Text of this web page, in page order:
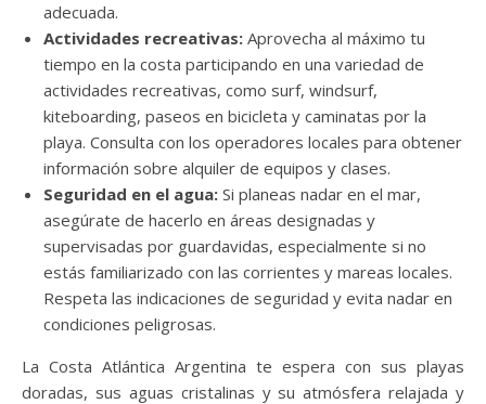
adecuada.
Actividades recreativas: Aprovecha al máximo tu
tiempo en la costa participando en una variedad de
actividades recreativas, como surf, windsurf,
kiteboarding, paseos en bicicleta y caminatas por la
playa. Consulta con los operadores locales para obtener
información sobre alquiler de equipos y clases.
Seguridad en el agua: Si planeas nadar en el mar,
asegúrate de hacerlo en áreas designadas y
supervisadas por guardavidas, especialmente si no
estás familiarizado con las corrientes y mareas locales.
Respeta las indicaciones de seguridad y evita nadar en
condiciones peligrosas.
La Costa Atlántica Argentina te espera con sus playas
doradas, sus aguas cristalinas y su atmósfera relajada y